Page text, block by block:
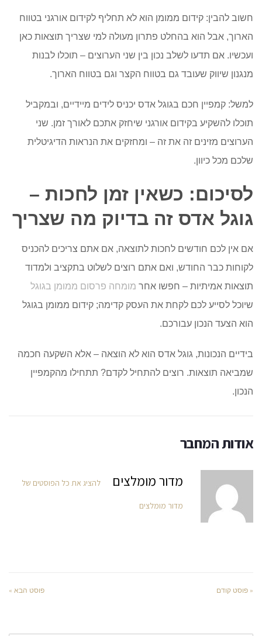
חשוב להבין: קידום ממומן הוא לא תחליף לקידום אורגני בטווח
הארוך, אבל הוא בהחלט פתרון מעולה למי שצריך תוצאות כאן
ועכשיו. אם תדעו לשלב נכון בין שני הערוצים – תוכלו לבנות
מנגנון שיווק שעובד גם בטווח הקצר וגם בטווח הארוך.
למשל: קמפיין חכם בגוגל אדס יכניס לידים מיידיים, ובמקביל
תוכלו להשקיע בקידום אורגני שיחזק אתכם לאורך זמן. שני
הערוצים מזינים זה את זה – ומחזקים את הנראות הדיגיטלית
שלכם מכל כיוון.
לסיכום: כשאין זמן לחכות –
גוגל אדס זה בדיוק מה שצריך
אם אין לכם חודשים לחכות לתוצאה, אם אתם צריכים להכניס
לקוחות כבר החודש, ואם אתם רוצים לשלוט בתקציב ולמדוד
תוצאות אמיתיות – חפשו אחר מומחה פרסום ממומן בגוגל
שיוכל לסייע לכם לקחת את העסק קדימה; קידום ממומן בגוגל
הוא הצעד הנכון עבורכם.
בידיים הנכונות, גוגל אדס הוא לא הוצאה – אלא השקעה חכמה
שמביאה תוצאות. רוצים להתחיל לקדם? תתחילו מהקמפיין
הנכון.
אודות המחבר
מדור מומלצים להציג את כל הפוסטים של
מדור מומלצים
« פוסט קודם פוסט הבא »